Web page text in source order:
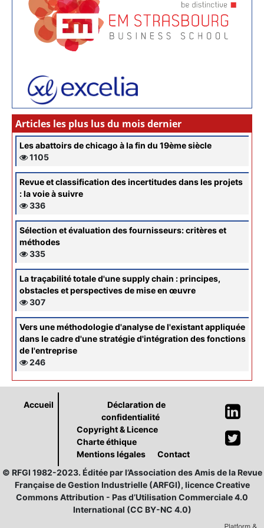
Articles les plus lus du mois dernier
Les abattoirs de chicago à la fin du 19ème siècle
1105
Revue et classification des incertitudes dans les projets
: la voie à suivre
336
Sélection et évaluation des fournisseurs: critères et
méthodes
335
La traçabilité totale d'une supply chain : principes,
obstacles et perspectives de mise en œuvre
307
Vers une méthodologie d'analyse de l'existant appliquée
dans le cadre d'une stratégie d'intégration des fonctions
de l'entreprise
246
Accueil
Déclaration de
confidentialité
Copyright & Licence
Charte éthique
Mentions légales
Contact
© RFGI 1982-2023. Éditée par l’Association des Amis de la Revue
Française de Gestion Industrielle (ARFGI), licence Creative
Commons Attribution - Pas d’Utilisation Commerciale 4.0
International (CC BY-NC 4.0)